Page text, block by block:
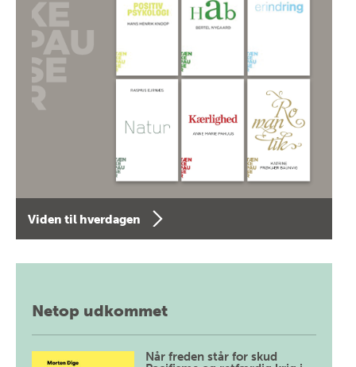
Viden til hverdagen
Netop udkommet
Når freden står for skud